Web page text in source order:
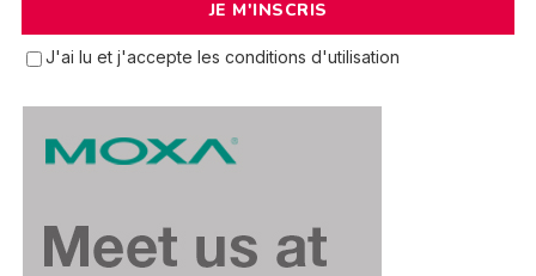
J'ai lu et j'accepte les conditions d'utilisation